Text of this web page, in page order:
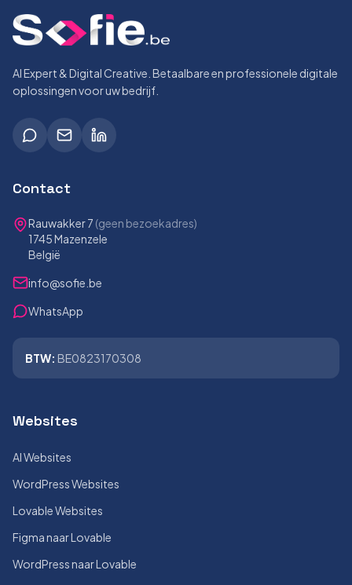
AI Expert & Digital Creative. Betaalbare en professionele digitale
oplossingen voor uw bedrijf.
Contact
Rauwakker 7 (geen bezoekadres)
1745 Mazenzele
België
info@sofie.be
WhatsApp
BTW: BE0823170308
Websites
AI Websites
WordPress Websites
Lovable Websites
Figma naar Lovable
WordPress naar Lovable